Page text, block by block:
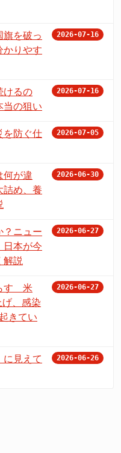
を破っ
りやす
2026-07-16
けるの
の狙い
2026-07-16
を防ぐ仕
2026-07-05
何が違
詰め、養
2026-06-30
？ニュー
日本が今
解説
2026-06-27
す 米
げ、感染
きてい
2026-06-27
見えて
2026-06-26